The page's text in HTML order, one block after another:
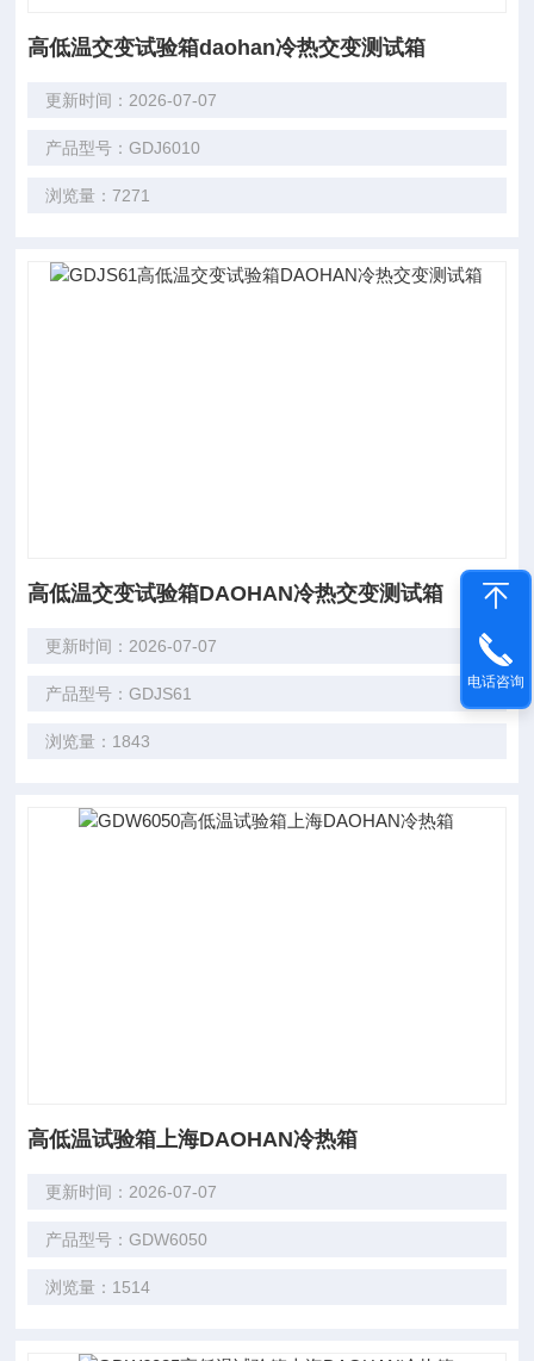
高低温交变试验箱daohan冷热交变测试箱
更新时间：2026-07-07
产品型号：GDJ6010
浏览量：7271
高低温交变试验箱DAOHAN冷热交变测试箱
更新时间：2026-07-07
产品型号：GDJS61
浏览量：1843
高低温试验箱上海DAOHAN冷热箱
更新时间：2026-07-07
产品型号：GDW6050
浏览量：1514
电话咨询